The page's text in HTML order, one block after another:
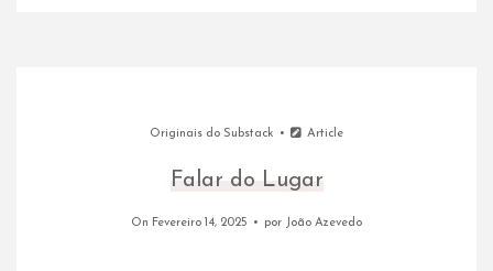
Originais do Substack Article
Falar do Lugar
On Fevereiro 14, 2025 por João Azevedo